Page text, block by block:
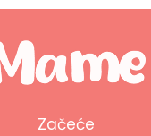
Začeće